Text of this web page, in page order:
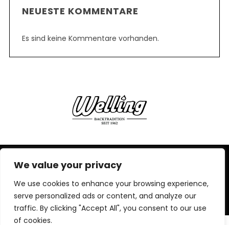
We value your privacy
We use cookies to enhance your browsing experience,
serve personalized ads or content, and analyze our
traffic. By clicking "Accept All", you consent to our use
of cookies.
NEUESTE KOMMENTARE
Es sind keine Kommentare vorhanden.
IMPRESSUM,DATENSCHUTZERKLÄRUNG
BACK TO TOP